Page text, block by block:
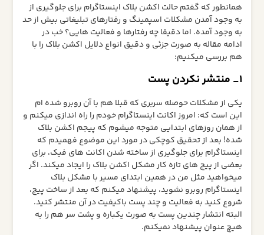
همانطور که گفتم حالت اکشن بلاک اینستاگرام برای جلوگیری از
به وجود آمدن مشکلات اسپمینگ و رفتارهای تبلیغاتی بیش از حد
به وجود آمده. اما دقیقا چه رفتارها و فعالیت هایی؟ خب در
ادامه مقاله به صورت جزئی و دقیق انواع دلایل اکشن بلاک را با
هم بررسی میکنیم:
1_ منتشر نکردن پست
یکی از مشکلات حوصله سربری که قبلا هم با آن روبرو شده ام
این است که: امروز اکانت اینستاگرام خودم را راه اندازی میکنم و
از همان روزهای ابتدایی متوجه میشوم که پیجم اکشن بلاک
شده! بعد از تحقیق کوچکی در مورد این موضوع فهمیدم که
اینستاگرام برای جلوگیری از ساخته شدن اکانت های فیک، برای
بعضی از پیج های تازه کار مشکل اکشن بلاک را ایجاد میکند. اگر
میخواهید مثل من در همین ابتدای مسیر با مشکل بلاک
اینستاگرام روبرو نشوید، پیشنهاد میکنم که بعد از ساخت پیج،
شروع کنید به فعالیت و چند پست باکیفیت در آن منتشر کنید.
البته انتشار چندین پست به صورت یکباره و پشت سر هم را به
هیچ عنوان پیشنهاد نمیکنم.